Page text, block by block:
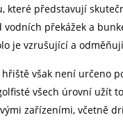
které představují
vodních překážek a
je vzrušující a
však není určeno
všech úrovní užít
zařízeními, včetně